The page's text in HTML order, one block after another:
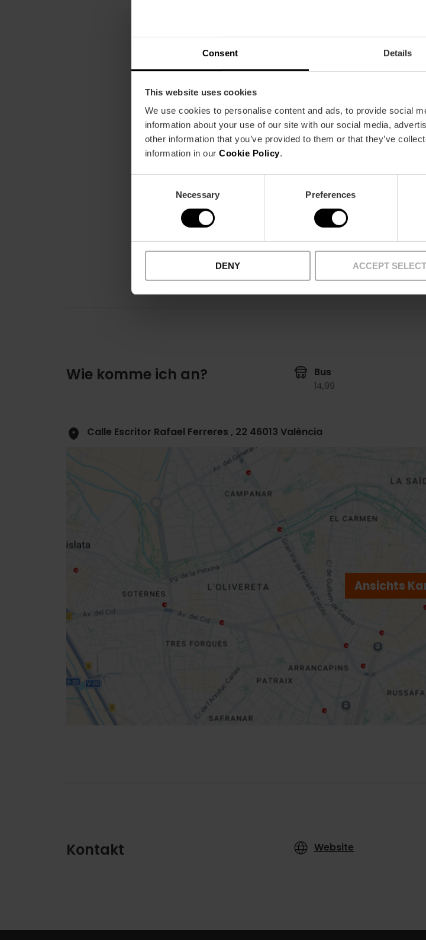
Consent Details
This website uses cookies
We use cookies to personalise content and ads, to provide social
information about your use of our site with our social media,
other information that you’ve provided to them or that they’ve
information in our Cookie Policy.
Necessary Preferences
DENY ACCEPT
m2:50
Banquet:24
Cocktail: 50
m2:37
School:24
Banquet:18
Cocktail:40
Wie komme ich an? Bus
14,99
Calle Escritor Rafael Ferreres , 22 46013 València
Ansichts
Richtungen
sidebar
Kontakt Website